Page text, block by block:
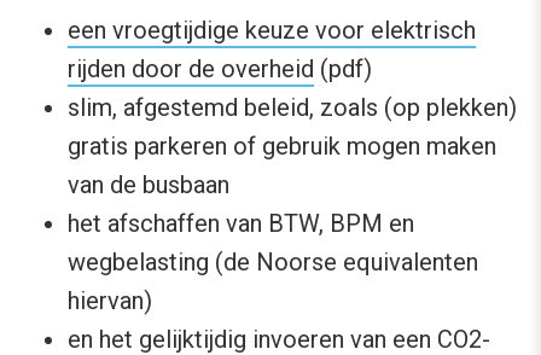
een vroegtijdige keuze voor elektrisch
rijden door de overheid (pdf)
slim, afgestemd beleid, zoals (op plekken)
gratis parkeren of gebruik mogen maken
van de busbaan
het afschaffen van BTW, BPM en
wegbelasting (de Noorse equivalenten
hiervan)
en het gelijktijdig invoeren van een CO2-